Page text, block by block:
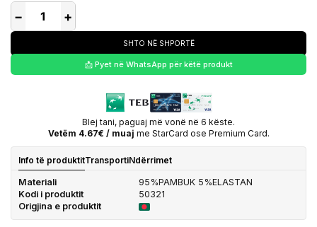
− +
SHTO NË SHPORTË
📩 Pyet në WhatsApp për këtë produkt
Blej tani, paguaj më vonë në 6 këste.
Vetëm 4.67€ / muaj me StarCard ose Premium Card.
Info të produktitTransportiNdërrimet
Materiali
95%PAMBUK 5%ELASTAN
Kodi i produktit
50321
Origjina e produktit